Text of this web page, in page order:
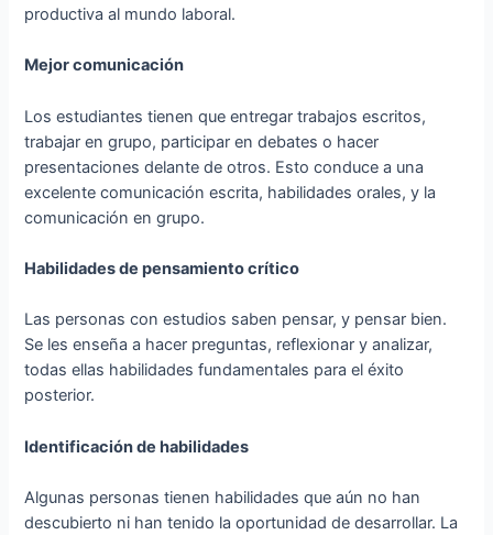
productiva al mundo laboral.
Mejor comunicación
Los estudiantes tienen que entregar trabajos escritos,
trabajar en grupo, participar en debates o hacer
presentaciones delante de otros. Esto conduce a una
excelente comunicación escrita, habilidades orales, y la
comunicación en grupo.
Habilidades de pensamiento crítico
Las personas con estudios saben pensar, y pensar bien.
Se les enseña a hacer preguntas, reflexionar y analizar,
todas ellas habilidades fundamentales para el éxito
posterior.
Identificación de habilidades
Algunas personas tienen habilidades que aún no han
descubierto ni han tenido la oportunidad de desarrollar. La